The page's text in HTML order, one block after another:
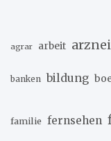
agrar arbeit
banken bildung
familie fernsehen